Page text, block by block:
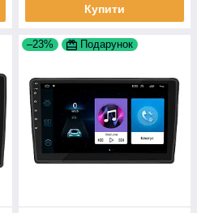
Купити
–23% Подарунок